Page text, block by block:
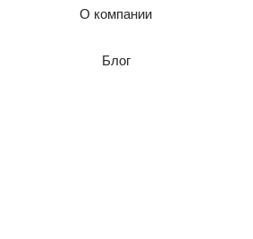
О компании
Блог